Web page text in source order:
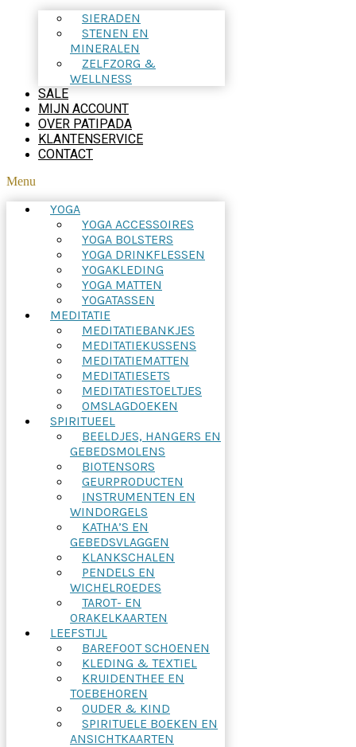
SIERADEN
STENEN EN
MINERALEN
ZELFZORG &
WELLNESS
SALE
MIJN ACCOUNT
OVER PATIPADA
KLANTENSERVICE
CONTACT
Menu
YOGA
YOGA ACCESSOIRES
YOGA BOLSTERS
YOGA DRINKFLESSEN
YOGAKLEDING
YOGA MATTEN
YOGATASSEN
MEDITATIE
MEDITATIEBANKJES
MEDITATIEKUSSENS
MEDITATIEMATTEN
MEDITATIESETS
MEDITATIESTOELTJES
OMSLAGDOEKEN
SPIRITUEEL
BEELDJES, HANGERS EN
GEBEDSMOLENS
BIOTENSORS
GEURPRODUCTEN
INSTRUMENTEN EN
WINDORGELS
KATHA’S EN
GEBEDSVLAGGEN
KLANKSCHALEN
PENDELS EN
WICHELROEDES
TAROT- EN
ORAKELKAARTEN
LEEFSTIJL
BAREFOOT SCHOENEN
KLEDING & TEXTIEL
KRUIDENTHEE EN
TOEBEHOREN
OUDER & KIND
SPIRITUELE BOEKEN EN
ANSICHTKAARTEN